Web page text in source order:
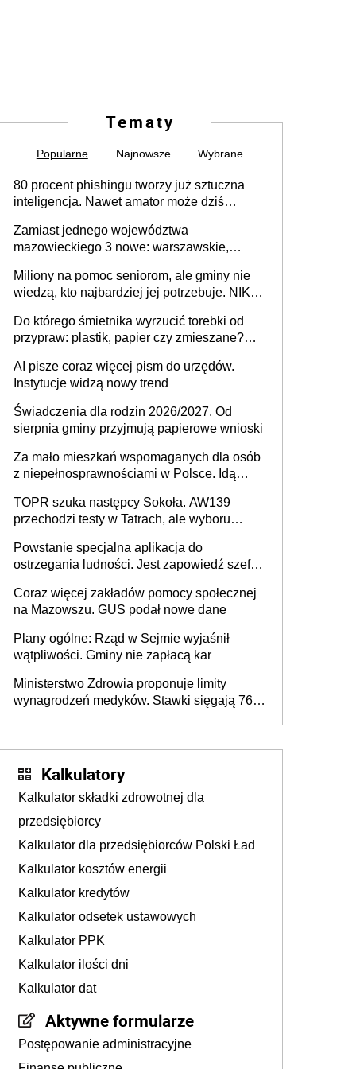
Tematy
Popularne Najnowsze Wybrane
80 procent phishingu tworzy już sztuczna
inteligencja. Nawet amator może dziś
Zamiast jednego województwa
mazowieckiego 3 nowe: warszawskie,
Europie nie ma tak dużych jednostek
stołecznych
Miliony na pomoc seniorom, ale gminy nie
wiedzą, kto najbardziej jej potrzebuje. NIK
Do którego śmietnika wyrzucić torebki od
przypraw: plastik, papier czy zmieszane?
AI pisze coraz więcej pism do urzędów.
Instytucje widzą nowy trend
Świadczenia dla rodzin 2026/2027. Od
sierpnia gminy przyjmują papierowe wnioski
Za mało mieszkań wspomaganych dla osób
z niepełnosprawnościami w Polsce. Idą
TOPR szuka następcy Sokoła. AW139
przechodzi testy w Tatrach, ale wyboru
Powstanie specjalna aplikacja do
ostrzegania ludności. Jest zapowiedź szefa
Coraz więcej zakładów pomocy społecznej
na Mazowszu. GUS podał nowe dane
Plany ogólne: Rząd w Sejmie wyjaśnił
wątpliwości. Gminy nie zapłacą kar
Ministerstwo Zdrowia proponuje limity
wynagrodzeń medyków. Stawki sięgają 76,8
Kalkulatory
Kalkulator składki zdrowotnej dla
przedsiębiorcy
Kalkulator dla przedsiębiorców Polski Ład
Kalkulator kosztów energii
Kalkulator kredytów
Kalkulator odsetek ustawowych
Kalkulator PPK
Kalkulator ilości dni
Kalkulator dat
Aktywne formularze
Postępowanie administracyjne